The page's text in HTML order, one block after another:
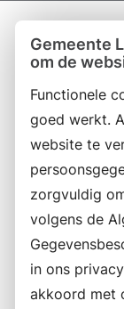
Gemeente
om de
Functionele
goed werkt.
website te
zorgvuldig
volgens de
in ons
akkoord met